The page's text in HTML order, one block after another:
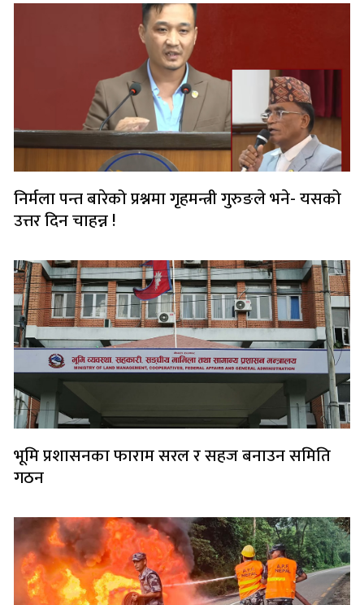
निर्मला पन्त बारेको प्रश्नमा गृहमन्त्री गुरुङले भने- यसको
उत्तर दिन चाहन्न !
भूमि प्रशासनका फाराम सरल र सहज बनाउन समिति
गठन